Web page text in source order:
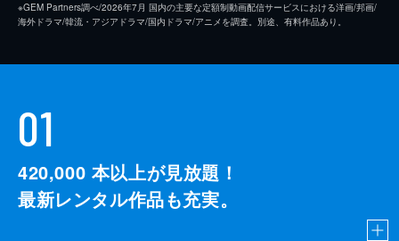
※GEM Partners調べ/2026年7⽉ 国内の主要な定額制動画配信サービスにおける洋画/邦画/
海外ドラマ/韓流・アジアドラマ/国内ドラマ/アニメを調査。別途、有料作品あり。
01
420,000 本以上が見放題！
最新レンタル作品も充実。